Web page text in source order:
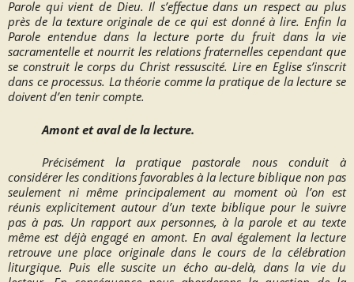
Parole qui vient de Dieu. Il s’effectue dans un respect au plus
près de la texture originale de ce qui est donné à lire. Enfin la
Parole entendue dans la lecture porte du fruit dans la vie
sacramentelle et nourrit les relations fraternelles cependant que
se construit le corps du Christ ressuscité. Lire en Eglise s’inscrit
dans ce processus. La théorie comme la pratique de la lecture se
doivent d’en tenir compte.
Amont et aval de la lecture.
Précisément la pratique pastorale nous conduit à
considérer les conditions favorables à la lecture biblique non pas
seulement ni même principalement au moment où l’on est
réunis explicitement autour d’un texte biblique pour le suivre
pas à pas. Un rapport aux personnes, à la parole et au texte
même est déjà engagé en amont. En aval également la lecture
retrouve une place originale dans le cours de la célébration
liturgique. Puis elle suscite un écho au-delà, dans la vie du